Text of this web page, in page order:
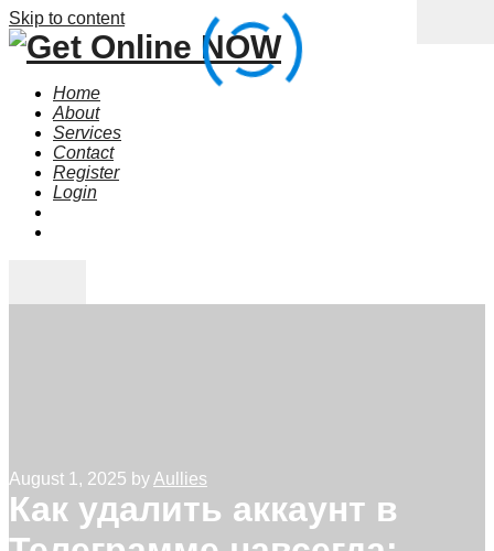
Skip to content
Home
About
Services
Contact
Register
Login
August 1, 2025 by Aullies
Как удалить аккаунт в